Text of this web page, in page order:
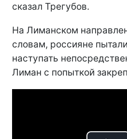
сказал Трегубов.
На Лиманском
словам, россияне
наступать
Лиман с попыткой